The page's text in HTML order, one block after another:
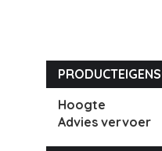
Hoogte
Advies vervoer